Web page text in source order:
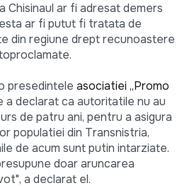
Chisinaul ar fi adresat demers
ar fi putut fi tratata de
din regiune drept recunoastere
presedintele asociatiei „Promo
a declarat ca autoritatile nu au
de patru ani, pentru a asigura
populatiei din Transnistria,
de acum sunt putin intarziate.
doar aruncarea
a declarat el.